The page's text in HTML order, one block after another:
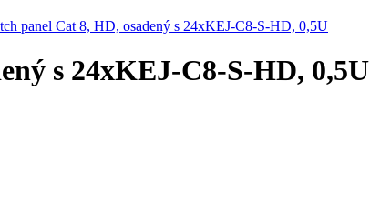
panel Cat 8, HD, osadený s 24xKEJ-C8-S-HD, 0,5U
s 24xKEJ-C8-S-HD, 0,5U